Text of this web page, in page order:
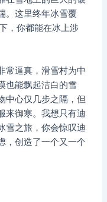
。这里终年冰雪覆
，你都能在冰上涉
逼真，滑雪村为中
也能飘起洁白的雪
中心仅几步之隔，但
来御寒。我想只有迪
雪之旅，你会惊叹迪
，创造了一个又一个